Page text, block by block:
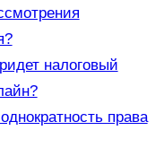
налоговый
права